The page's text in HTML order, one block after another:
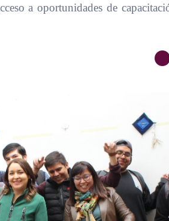
a oportunidades de